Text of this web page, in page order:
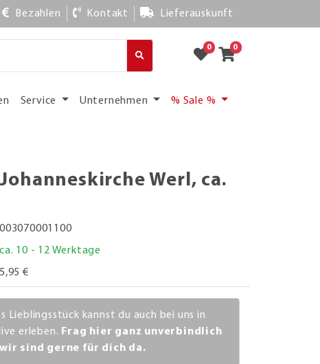
Bezahlen Kontakt Lieferauskunft
0 0
Service Unternehmen % Sale %
Werl, ca.
003070001100
ca. 10 - 12 Werktage
5,95 €
Lieblingsstück kannst du auch bei uns in
erleben. Frag hier ganz unverbindlich
wir sind gerne für dich da.